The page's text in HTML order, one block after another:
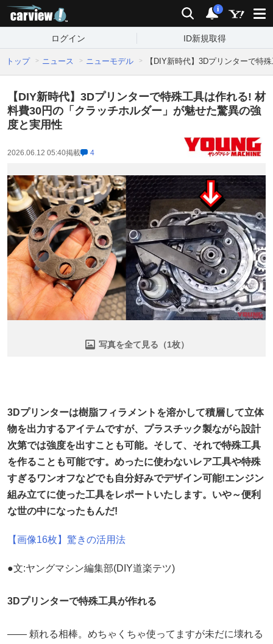
検索 通知
i
ログイン ID新規取得
トップ ニュース ニューモデル 【DIY新時代】3Dプリンターで特
【DIY新時代】3Dプリンターで特殊工具は作れる! 材
料費30円の「クラッチホルダー」が魅せた驚異の強
度と実用性
2026.06.12 05:40掲載 4
写真を全て見る（1枚）
3Dプリンターは樹脂フィラメントを溶かして積層して立体
物を出力するアイテムですが、プラスチック製ながら設計
次第では強度を出すことも可能。そして、それで特殊工具
を作ることも可能です。めったに使わないレア工具や特殊
すぎるワンオフなどでも自分好みでデザイン可能!エンジン
組み立てに使った工具をレポートいたします。いや～便利
な世の中になったもんだ!
【画像16枚】驚きの活用法
●文:ヤングマシン編集部(DIY道楽テツ)
3Dプリンターで特殊工具が作れる
―― 頼れる相棒。めちゃくちゃ使ってますが未だに壊れる